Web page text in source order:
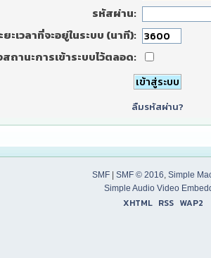
รหัสผ่าน:
ยะเวลาที่จะอยู่ในระบบ (นาที):
สถานะการเข้าระบบไว้ตลอด:
ลืมรหัสผ่าน?
SMF| SMF © 2016, Simple
Simple Audio Video
XHTML RSS WAP2